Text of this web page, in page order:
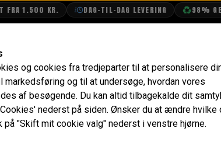
1.500 KR. DAG-TIL-DAG LEVERING 98%
Kromliste på Nederste del af Instrumentbord
på Nederste
og cookies fra tredjeparter til at personalisere
markedsføring og til at undersøge, hvordan vores
af besøgende. Du kan altid tilbagekalde dit
nederst på siden. Ønsker du at ændre hvilke
på "Skift mit cookie valg" nederst i venstre hjørne.